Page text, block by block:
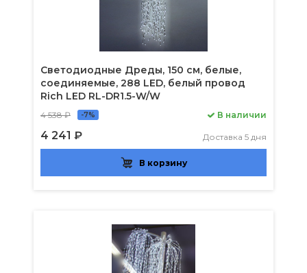
Светодиодные Дреды, 150 см, белые,
соединяемые, 288 LED, белый провод
Rich LED RL-DR1.5-W/W
4 538 ₽ -7%
4 241 ₽
В наличии
Доставка 5 дня
В корзину